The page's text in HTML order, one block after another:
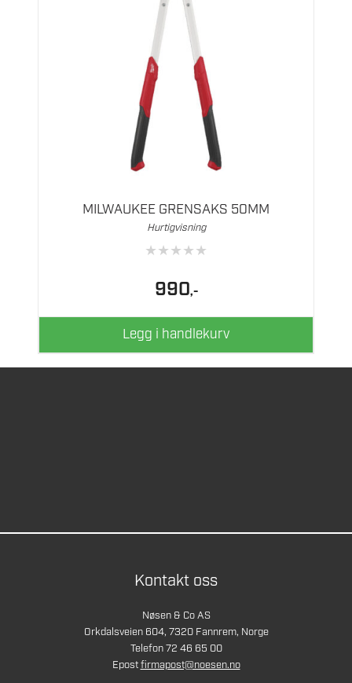
MILWAUKEE GRENSAKS 50MM
Hurtigvisning
★★★★★
990,-
Legg i handlekurv
Kontakt oss
Nøsen & Co AS
Orkdalsveien 604, 7320 Fannrem, Norge
Telefon 72 46 65 00
Epostfirmapost@noesen.no